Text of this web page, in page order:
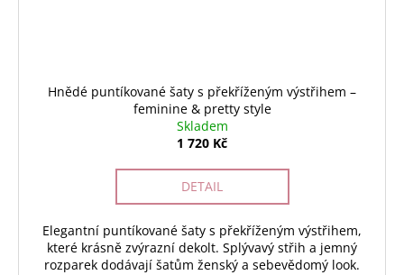
Hnědé puntíkované šaty s překříženým výstřihem –
feminine & pretty style
Skladem
1 720 Kč
DETAIL
Elegantní puntíkované šaty s překříženým výstřihem,
které krásně zvýrazní dekolt. Splývavý střih a jemný
rozparek dodávají šatům ženský a sebevědomý look.